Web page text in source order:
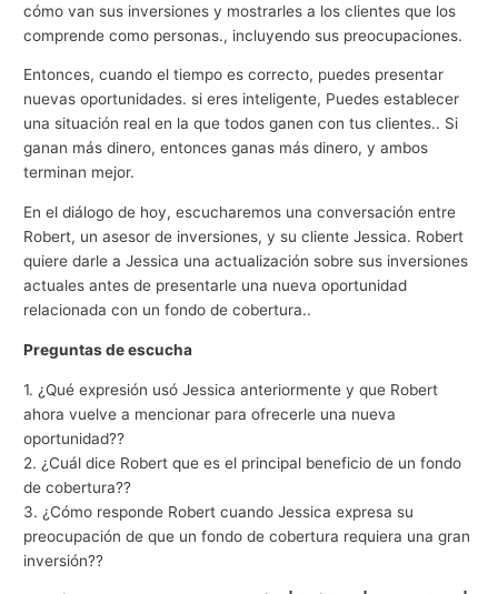
cómo van sus inversiones y mostrarles a los clientes que los
comprende como personas., incluyendo sus preocupaciones.
Entonces, cuando el tiempo es correcto, puedes presentar
nuevas oportunidades. si eres inteligente, Puedes establecer
una situación real en la que todos ganen con tus clientes.. Si
ganan más dinero, entonces ganas más dinero, y ambos
terminan mejor.
En el diálogo de hoy, escucharemos una conversación entre
Robert, un asesor de inversiones, y su cliente Jessica. Robert
quiere darle a Jessica una actualización sobre sus inversiones
actuales antes de presentarle una nueva oportunidad
relacionada con un fondo de cobertura..
Preguntas de escucha
1. ¿Qué expresión usó Jessica anteriormente y que Robert
ahora vuelve a mencionar para ofrecerle una nueva
oportunidad??
2. ¿Cuál dice Robert que es el principal beneficio de un fondo
de cobertura??
3. ¿Cómo responde Robert cuando Jessica expresa su
preocupación de que un fondo de cobertura requiera una gran
inversión??